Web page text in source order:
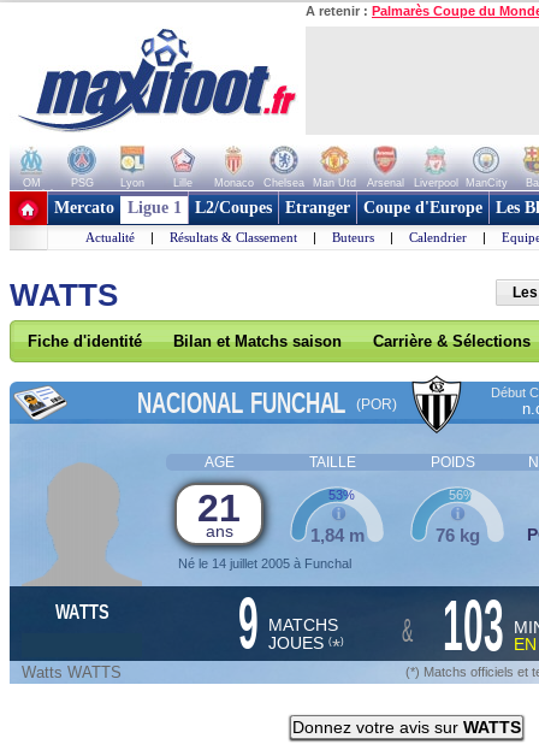
A retenir : Palmarès Coupe du
OM PSG Lyon Lille Monaco Chelsea Man Utd Arsenal Liverpool ManCity
+ de clubs
Mercato Ligue 1 L2/Coupes Etranger Coupe d'Europe Les
Actualité | Résultats & Classement | Buteurs | Calendrier |
WATTS
Fiche d'identité Bilan et Matchs saison Carrière & Sélections
NACIONAL FUNCHAL (POR)
Début
AGE TAILLE POIDS
21
ans
Né le 14 juillet 2005 à Funchal
1,84 m
53%
76 kg
56%
WATTS 9 MATCHS
JOUES (*) & 103
Watts WATTS (*) Matchs officiels et
Donnez votre avis sur WATTS